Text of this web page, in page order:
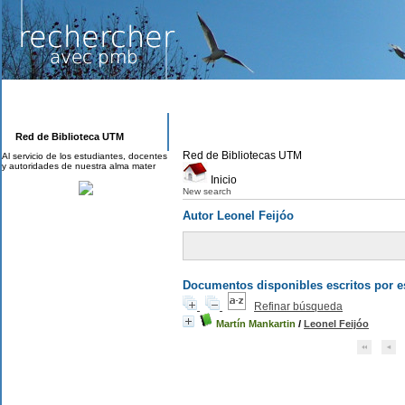
Red de Bibliotecas UTM
Inicio
New search
Autor Leonel Feijóo
Documentos disponibles escritos por
Refinar búsqueda
Martín Mankartin / Leonel Feijóo
Red de Biblioteca UTM
Al servicio de los estudiantes, docentes
y autoridades de nuestra alma mater